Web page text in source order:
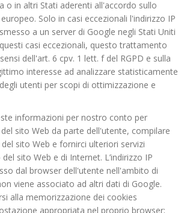
o in altri Stati aderenti all'accordo sullo
Solo in casi eccezionali l'indirizzo IP
a un server di Google negli Stati Uniti
casi eccezionali, questo trattamento
dell'art. 6 cpv. 1 lett. f del RGPD e sulla
interesse ad analizzare statisticamente
utenti per scopi di ottimizzazione e
informazioni per nostro conto per
sito Web da parte dell'utente, compilare
sito Web e fornirci ulteriori servizi
sito Web e di Internet. L’indirizzo IP
dal browser dell'utente nell'ambito di
viene associato ad altri dati di Google.
alla memorizzazione dei cookies
appropriata nel proprio browser;